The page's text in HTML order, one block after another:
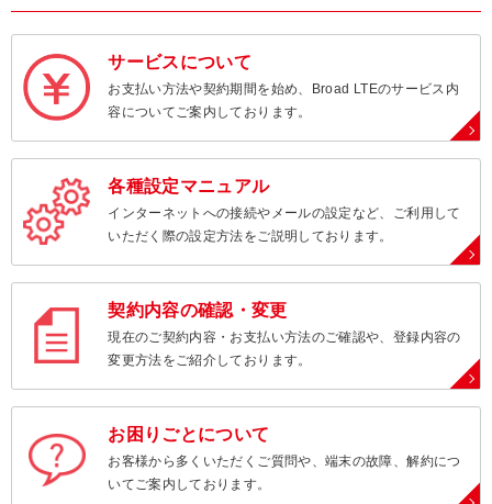
サービスについて
お支払い方法や契約期間を始め、Broad LTEのサービス内
容についてご案内しております。
各種設定マニュアル
インターネットへの接続やメールの設定など、ご利用して
いただく際の設定方法をご説明しております。
契約内容の確認・変更
現在のご契約内容・お支払い方法のご確認や、登録内容の
変更方法をご紹介しております。
お困りごとについて
お客様から多くいただくご質問や、端末の故障、解約につ
いてご案内しております。